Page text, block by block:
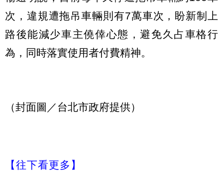
次，違規遭拖吊車輛則有7萬車次，盼新制上
路後能減少車主僥倖心態，避免久占車格行
為，同時落實使用者付費精神。
（封面圖／台北市政府提供）
【往下看更多】